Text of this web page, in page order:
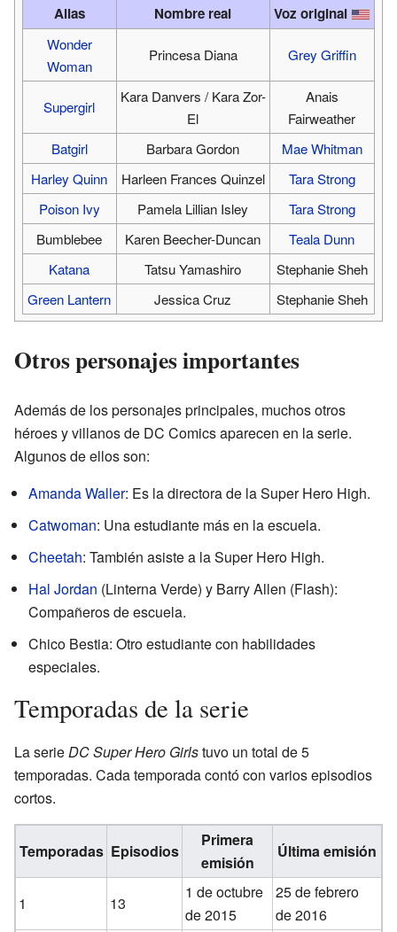
Alias Nombre real Voz original
Wonder
Woman
Princesa Diana Grey Griffin
Supergirl
Kara Danvers / Kara Zor-
El
Anais
Fairweather
Batgirl
Barbara Gordon
Mae Whitman
Harley Quinn
Harleen Frances Quinzel
Tara Strong
Poison Ivy
Pamela Lillian Isley
Tara Strong
Bumblebee
Karen Beecher-Duncan
Teala Dunn
Katana
Tatsu Yamashiro
Stephanie Sheh
Green Lantern
Jessica Cruz Stephanie Sheh
Otros personajes importantes
Además de los personajes principales, muchos otros
héroes y villanos de DC Comics aparecen en la serie.
Algunos de ellos son:
Amanda Waller: Es la directora de la Super Hero High.
Catwoman: Una estudiante más en la escuela.
Cheetah: También asiste a la Super Hero High.
Hal Jordan (Linterna Verde) y Barry Allen (Flash):
Compañeros de escuela.
Chico Bestia: Otro estudiante con habilidades
especiales.
Temporadas de la serie
La serieDC Super Hero Girlstuvo un total de 5
temporadas. Cada temporada contó con varios episodios
cortos.
Temporadas Episodios
Primera
emisión
Última emisión
1 13
1 de octubre
de 2015
25 de febrero
de 2016